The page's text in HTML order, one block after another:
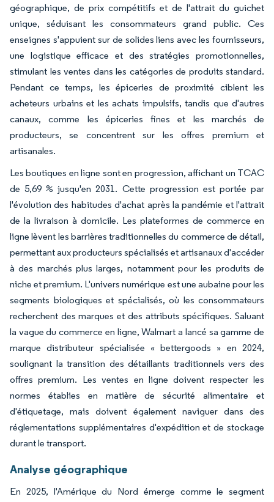
géographique, de prix compétitifs et de l'attrait du guichet
unique, séduisant les consommateurs grand public. Ces
enseignes s'appuient sur de solides liens avec les fournisseurs,
une logistique efficace et des stratégies promotionnelles,
stimulant les ventes dans les catégories de produits standard.
Pendant ce temps, les épiceries de proximité ciblent les
acheteurs urbains et les achats impulsifs, tandis que d'autres
canaux, comme les épiceries fines et les marchés de
producteurs, se concentrent sur les offres premium et
artisanales.
Les boutiques en ligne sont en progression, affichant un TCAC
de 5,69 % jusqu'en 2031. Cette progression est portée par
l'évolution des habitudes d'achat après la pandémie et l'attrait
de la livraison à domicile. Les plateformes de commerce en
ligne lèvent les barrières traditionnelles du commerce de détail,
permettant aux producteurs spécialisés et artisanaux d'accéder
à des marchés plus larges, notamment pour les produits de
niche et premium. L'univers numérique est une aubaine pour les
segments biologiques et spécialisés, où les consommateurs
recherchent des marques et des attributs spécifiques. Saluant
la vague du commerce en ligne, Walmart a lancé sa gamme de
marque distributeur spécialisée « bettergoods » en 2024,
soulignant la transition des détaillants traditionnels vers des
offres premium. Les ventes en ligne doivent respecter les
normes établies en matière de sécurité alimentaire et
d'étiquetage, mais doivent également naviguer dans des
réglementations supplémentaires d'expédition et de stockage
durant le transport.
Analyse géographique
En 2025, l'Amérique du Nord émerge comme le segment